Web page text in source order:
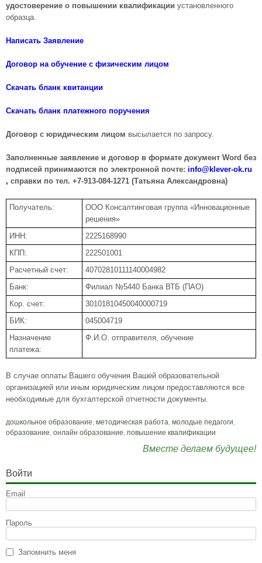
удостоверение о повышении квалификации установленного
образца.
Написать Заявление
Договор на обучение с физическим лицом
Скачать бланк квитанции
Скачать бланк платежного поручения
Договор с юридическим лицом высылается по запросу.
Заполненные заявление и договор в формате документ Word без
подписей принимаются по электронной почте: info@klever-ok.ru
, справки по тел. +7-913-084-1271 (Татьяна Александровна)
Получатель:
ООО Консалтинговая группа «Инновационные
решения»
ИНН:
2225168990
КПП:
222501001
Расчетный счет:
40702810111140004982
Банк:
Филиал №5440 Банка ВТБ (ПАО)
Кор. счет:
30101810450040000719
БИК:
045004719
Назначение
платежа:
Ф.И.О. отправителя, обучение
В случае оплаты Вашего обучения Вашей образовательной
организацией или иным юридическим лицом предоставляются все
необходимые для бухгалтерской отчетности документы.
дошкольное образование, методическая работа, молодые педагоги,
образование, онлайн образование, повышение квалификации
Вместе делаем будущее!
Войти
Email
Пароль
Запомнить меня